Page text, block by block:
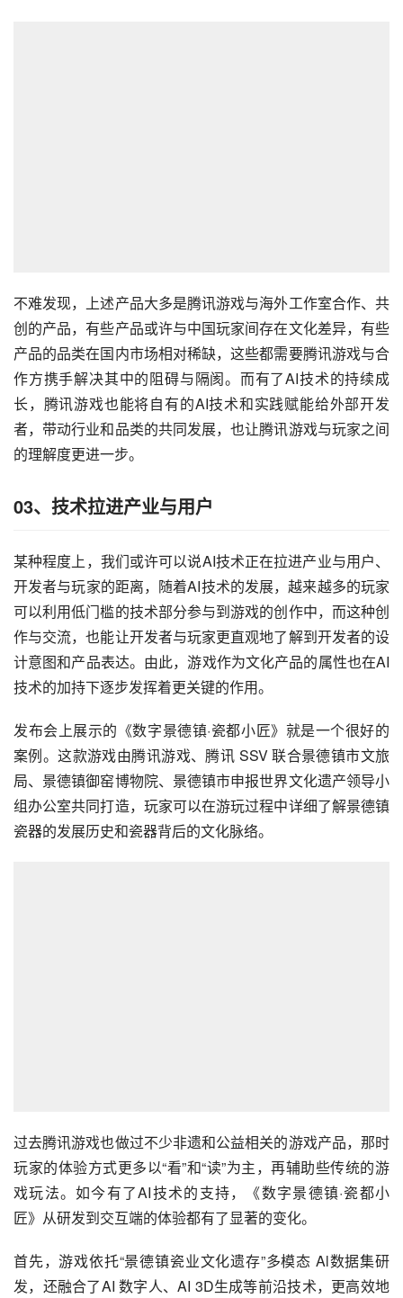
不难发现，上述产品大多是腾讯游戏与海外工作室合作、共
创的产品，有些产品或许与中国玩家间存在文化差异，有些
产品的品类在国内市场相对稀缺，这些都需要腾讯游戏与合
作方携手解决其中的阻碍与隔阂。而有了AI技术的持续成
长，腾讯游戏也能将自有的AI技术和实践赋能给外部开发
者，带动行业和品类的共同发展，也让腾讯游戏与玩家之间
的理解度更进一步。
03、技术拉进产业与用户
某种程度上，我们或许可以说AI技术正在拉进产业与用户、
开发者与玩家的距离，随着AI技术的发展，越来越多的玩家
可以利用低门槛的技术部分参与到游戏的创作中，而这种创
作与交流，也能让开发者与玩家更直观地了解到开发者的设
计意图和产品表达。由此，游戏作为文化产品的属性也在AI
技术的加持下逐步发挥着更关键的作用。
发布会上展示的《数字景德镇·瓷都小匠》就是一个很好的
案例。这款游戏由腾讯游戏、腾讯 SSV 联合景德镇市文旅
局、景德镇御窑博物院、景德镇市申报世界文化遗产领导小
组办公室共同打造，玩家可以在游玩过程中详细了解景德镇
瓷器的发展历史和瓷器背后的文化脉络。
过去腾讯游戏也做过不少非遗和公益相关的游戏产品，那时
玩家的体验方式更多以“看”和“读”为主，再辅助些传统的游
戏玩法。如今有了AI技术的支持，《数字景德镇·瓷都小
匠》从研发到交互端的体验都有了显著的变化。
首先，游戏依托“景德镇瓷业文化遗存”多模态 Al数据集研
发，还融合了AI 数字人、AI 3D生成等前沿技术，更高效地